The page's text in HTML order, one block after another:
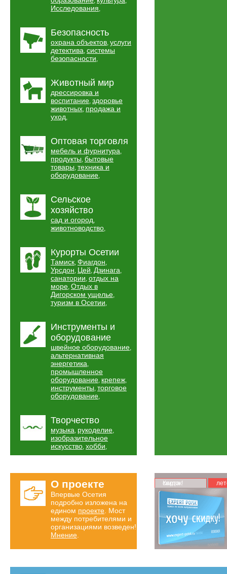
Исследования,
Безопасность
охрана объектов, услуги
детектива, системы
безопасности,
Животный мир
дрессировка и
воспитание, здоровье
животных, продажа и
уход,
Оптовая торговля
мебель и фурнитура,
продукты, бытовые
товары, техника и
оборудование,
Сельское
хозяйство
сад и огород,
животноводство,
Курорты Осетии
Тамиск, Фиагдон,
Урсдон, Цей, Дзинага,
санатории, отдых на
море, Отдых в
Дигорском ущелье,
туризм в Осетии,
Инструменты и
оборудование
швейное оборудование,
альтернативная
энергетика,
промышленное
оборудование, крепеж,
инструменты, торговое
оборудование,
Творчество
музыка, рукоделие,
изобразительное
искусство, хобби,
О проекте
Впервые Осетия
подробно изложена на
едином проекте . Мост
между потребителями и
организациями возведен!
Мнение
Карта скидок!